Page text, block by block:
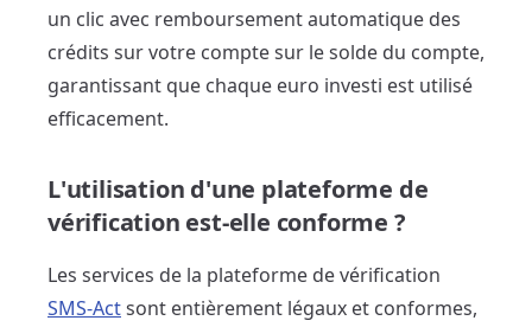
un clic avec remboursement automatique des
crédits sur votre compte sur le solde du compte,
garantissant que chaque euro investi est utilisé
efficacement.
L'utilisation d'une plateforme de
vérification est-elle conforme ?
Les services de la plateforme de vérification
SMS-Actsont entièrement légaux et conformes,